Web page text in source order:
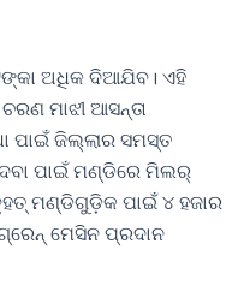
ଅଧିକ ଦିଆଯିବ। ଏହି
ମାଝୀ ଆସନ୍ତା
ପାଇଁ ଜିଲ୍ଲାର ସମସ୍ତ
ପାଇଁ ମଣ୍ଡିରେ ମିଲର୍
ମଣ୍ଡିଗୁଡ଼ିକ ପାଇଁ ୪ ହଜାର
ମେସିନ ପ୍ରଦାନ